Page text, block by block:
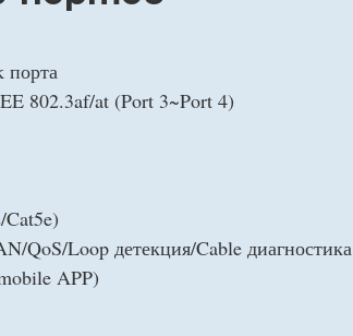
порта
802.3af/at (Port 3~Port 4)
Loop детекция/Cable диагностика
APP)